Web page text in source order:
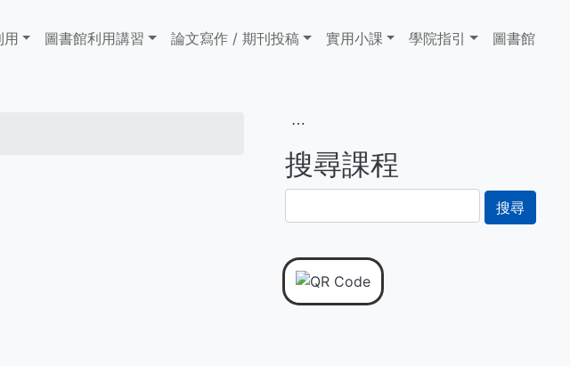
​​​​​圖書館​​​​​​​利用講習 論文寫作 / 期刊投稿 實用小課 學院指引 圖書館
⋯
搜尋課程
尋